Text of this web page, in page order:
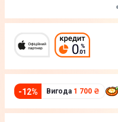
-12% Вигода 1 700 ₴